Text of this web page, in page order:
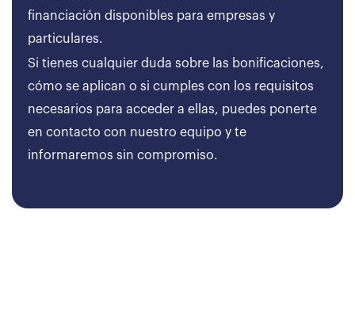
financiación disponibles para empresas y
particulares.
Si tienes cualquier duda sobre las bonificaciones,
cómo se aplican o si cumples con los requisitos
necesarios para acceder a ellas, puedes ponerte
en contacto con nuestro equipo y te
informaremos sin compromiso.